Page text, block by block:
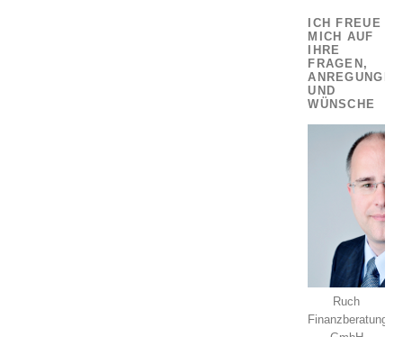
ICH FREUE
MICH AUF
IHRE
FRAGEN,
ANREGUNGEN
UND
WÜNSCHE
Ruch
Finanzberatung